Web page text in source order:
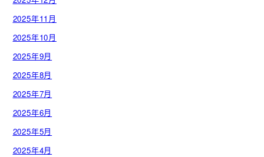
2025年11月
2025年10月
2025年9月
2025年8月
2025年7月
2025年6月
2025年5月
2025年4月